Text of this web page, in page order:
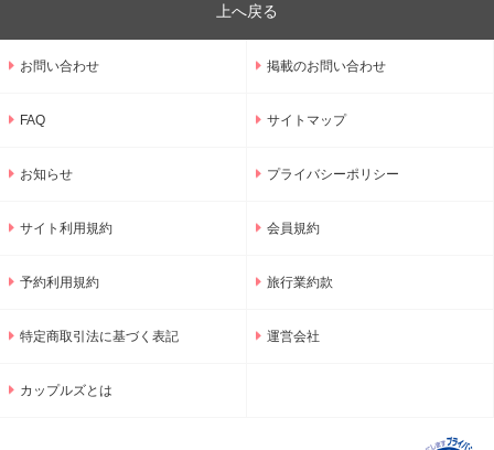
上へ戻る
お問い合わせ 掲載のお問い合わせ
FAQ サイトマップ
お知らせ プライバシーポリシー
サイト利用規約 会員規約
予約利用規約 旅行業約款
特定商取引法に基づく表記 運営会社
カップルズとは